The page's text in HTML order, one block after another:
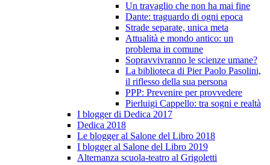
Un travaglio che non ha mai fine
Dante: traguardo di ogni epoca
Strade separate, unica meta
Attualità e mondo antico: un
problema in comune
Sopravvivranno le scienze umane?
La biblioteca di Pier Paolo Pasolini,
il riflesso della sua persona
PPP: Prevenire per provvedere
Pierluigi Cappello: tra sogni e realtà
I blogger di Dedica 2017
Dedica 2018
Le blogger al Salone del Libro 2018
I blogger al Salone del Libro 2019
Alternanza scuola-teatro al Grigoletti